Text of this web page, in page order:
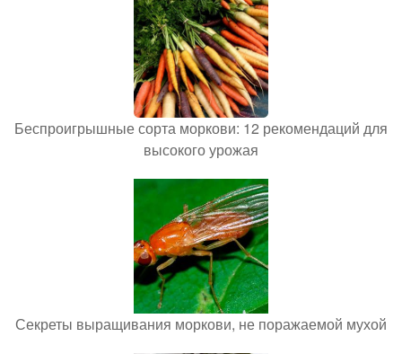
Беспроигрышные сорта моркови: 12 рекомендаций для
высокого урожая
Секреты выращивания моркови, не поражаемой мухой